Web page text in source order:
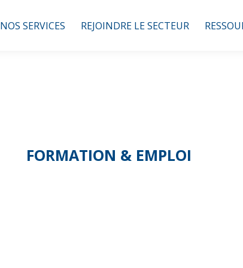
NOS SERVICES REJOINDRE LE SECTEUR
FORMATION & EMPLOI